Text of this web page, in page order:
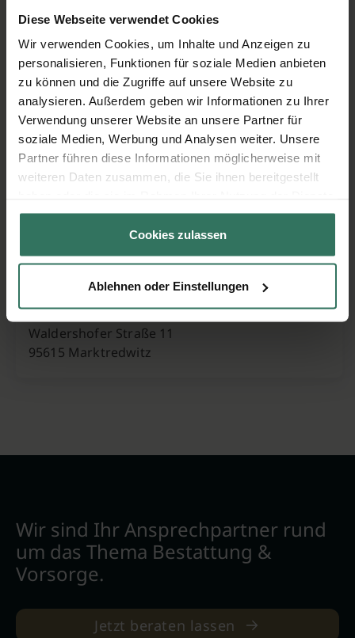
Diese Webseite verwendet Cookies
Wir verwenden Cookies, um Inhalte und Anzeigen zu
personalisieren, Funktionen für soziale Medien anbieten
zu können und die Zugriffe auf unsere Website zu
analysieren. Außerdem geben wir Informationen zu Ihrer
Verwendung unserer Website an unsere Partner für
soziale Medien, Werbung und Analysen weiter. Unsere
Partner führen diese Informationen möglicherweise mit
weiteren Daten zusammen, die Sie ihnen bereitgestellt
gesammelt haben.
Cookies zulassen
Ablehnen oder Einstellungen
Markt 10
95615 Marktredwitz
Körzdörfer Bestattungen
Dr.-Schmidt-Straße 23
Waldershofer Straße 11
95615 Marktredwitz
Wir sind Ihr Ansprechpartner rund
um das Thema Bestattung &
Vorsorge.
Jetzt beraten lassen